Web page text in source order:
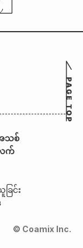
သစ်
က်
ြင်း
© Coamix Inc.